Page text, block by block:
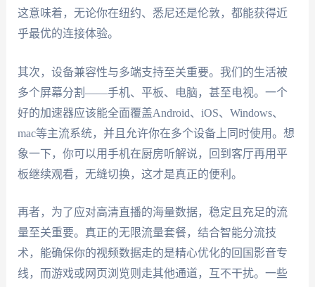
这意味着，无论你在纽约、悉尼还是伦敦，都能获得近
乎最优的连接体验。
其次，设备兼容性与多端支持至关重要。我们的生活被
多个屏幕分割——手机、平板、电脑，甚至电视。一个
好的加速器应该能全面覆盖Android、iOS、Windows、
mac等主流系统，并且允许你在多个设备上同时使用。想
象一下，你可以用手机在厨房听解说，回到客厅再用平
板继续观看，无缝切换，这才是真正的便利。
再者，为了应对高清直播的海量数据，稳定且充足的流
量至关重要。真正的无限流量套餐，结合智能分流技
术，能确保你的视频数据走的是精心优化的回国影音专
线，而游戏或网页浏览则走其他通道，互不干扰。一些